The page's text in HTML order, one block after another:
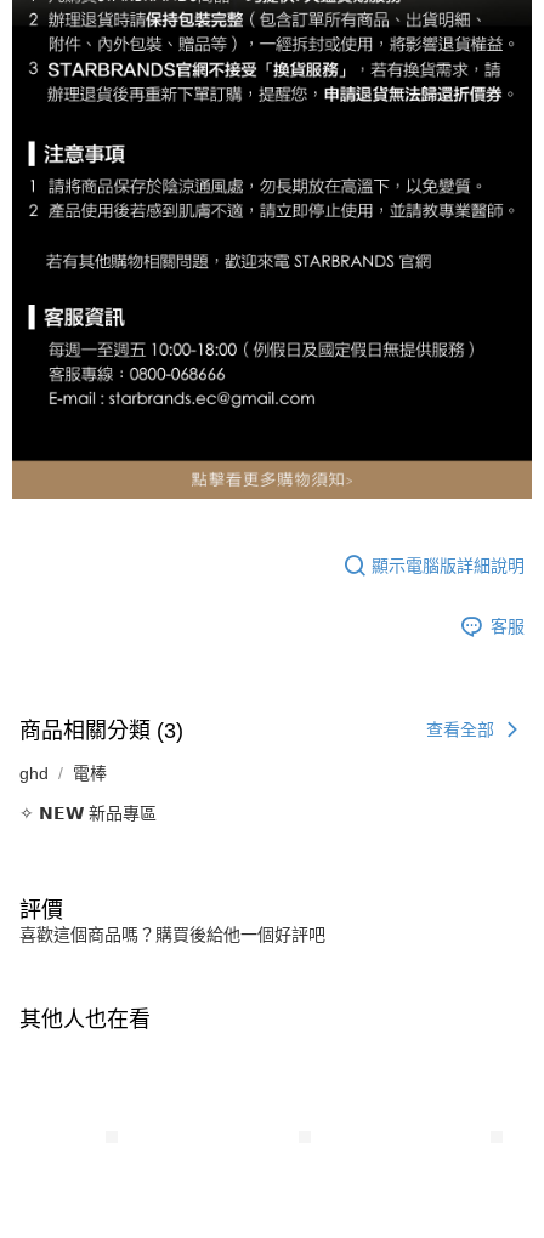
顯示電腦版詳細說明
客服
商品相關分類 (3) 查看全部
ghd 電棒
✧ 𝗡𝗘𝗪 新品專區
評價
喜歡這個商品嗎？購買後給他一個好評吧
其他人也在看